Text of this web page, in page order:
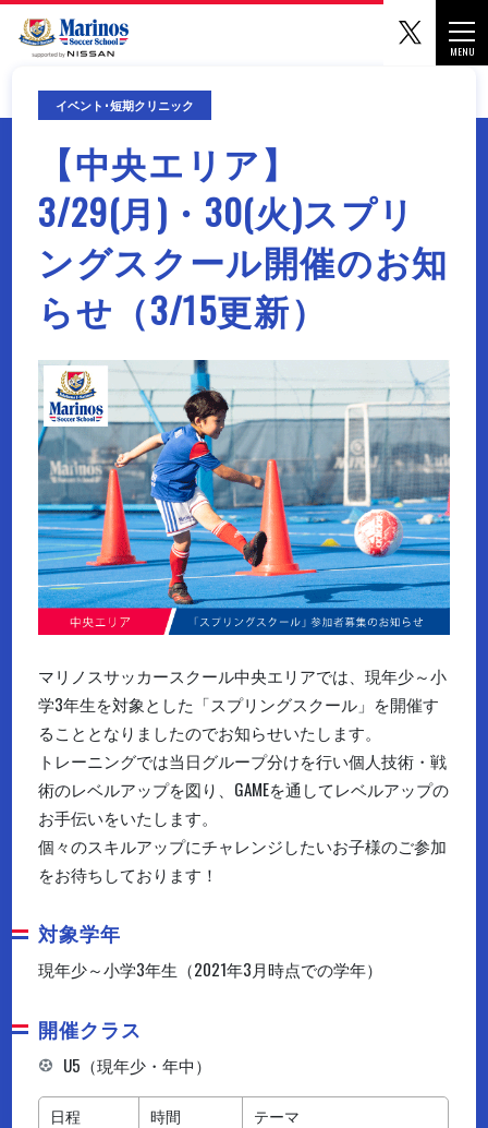
MENU
マリ
イベント･短期クリニック
【中央エリア】
3/29(月)・30(火)スプリ
ングスクール開催のお知
らせ（3/15更新）
マリノスサッカースクール中央エリアでは、現年少～小
学3年生を対象とした「スプリングスクール」を開催す
ることとなりましたのでお知らせいたします。
トレーニングでは当日グループ分けを行い個人技術・戦
術のレベルアップを図り、GAMEを通してレベルアップの
お手伝いをいたします。
個々のスキルアップにチャレンジしたいお子様のご参加
をお待ちしております！
対象学年
現年少～小学3年生（2021年3月時点での学年）
開催クラス
U5（現年少・年中）
日程 時間
テーマ